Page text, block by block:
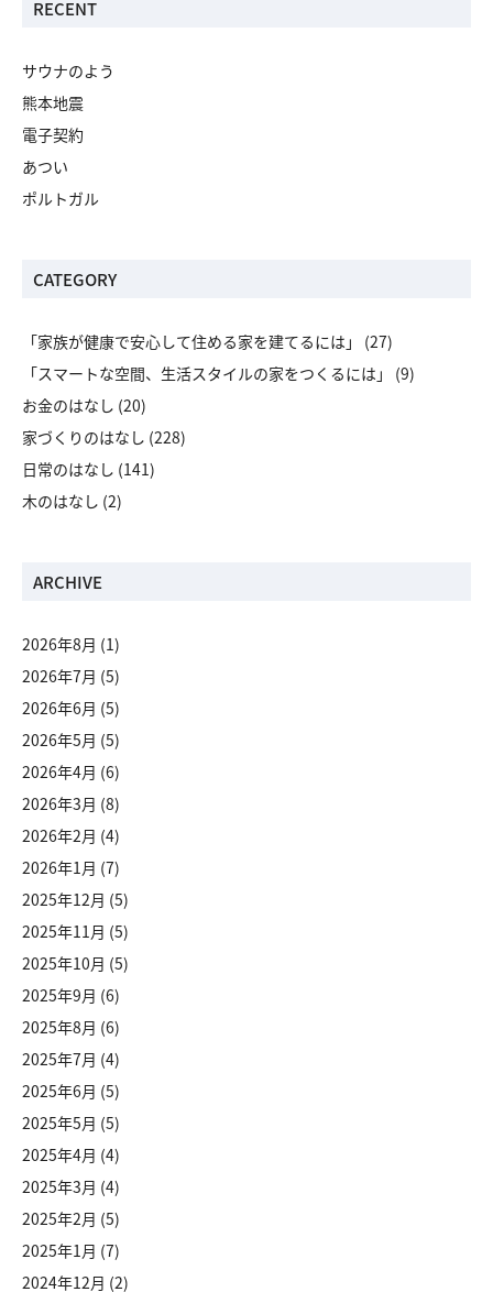
RECENT
サウナのよう
熊本地震
電子契約
あつい
ポルトガル
CATEGORY
「家族が健康で安心して住める家を建てるには」
(27)
「スマートな空間、生活スタイルの家をつくるには」
(9)
お金のはなし (20)
家づくりのはなし (228)
日常のはなし (141)
木のはなし (2)
ARCHIVE
2026年8月 (1)
2026年7月 (5)
2026年6月 (5)
2026年5月 (5)
2026年4月 (6)
2026年3月 (8)
2026年2月 (4)
2026年1月 (7)
2025年12月 (5)
2025年11月 (5)
2025年10月 (5)
2025年9月 (6)
2025年8月 (6)
2025年7月 (4)
2025年6月 (5)
2025年5月 (5)
2025年4月 (4)
2025年3月 (4)
2025年2月 (5)
2025年1月 (7)
2024年12月 (2)